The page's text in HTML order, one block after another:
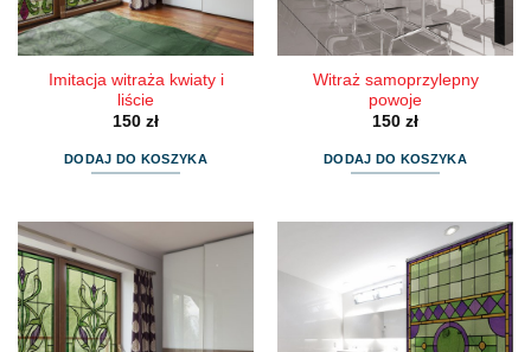
Imitacja witraża kwiaty i
liście
150 zł
DODAJ DO KOSZYKA
Witraż samoprzylepny
powoje
150 zł
DODAJ DO KOSZYKA